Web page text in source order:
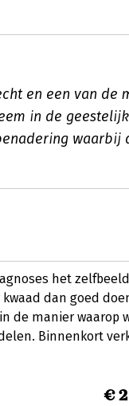
en een van de
in de
waarbij
het
dan goed
de manier waarop
Binnenkort
€